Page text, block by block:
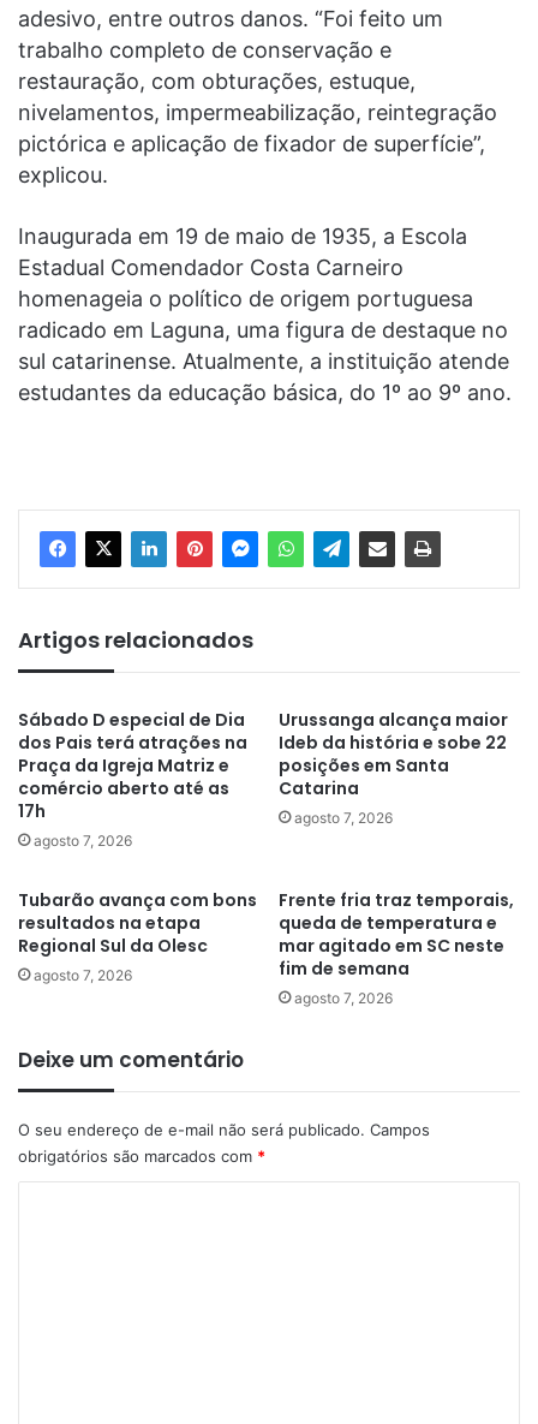
adesivo, entre outros danos. “Foi feito um
trabalho completo de conservação e
restauração, com obturações, estuque,
nivelamentos, impermeabilização, reintegração
pictórica e aplicação de fixador de superfície”,
explicou.
Inaugurada em 19 de maio de 1935, a Escola
Estadual Comendador Costa Carneiro
homenageia o político de origem portuguesa
radicado em Laguna, uma figura de destaque no
sul catarinense. Atualmente, a instituição atende
estudantes da educação básica, do 1º ao 9º ano.
Artigos relacionados
Sábado D especial de Dia
dos Pais terá atrações na
Praça da Igreja Matriz e
comércio aberto até as
17h
agosto 7, 2026
Urussanga alcança maior
Ideb da história e sobe 22
posições em Santa
Catarina
agosto 7, 2026
Tubarão avança com bons
resultados na etapa
Regional Sul da Olesc
agosto 7, 2026
Frente fria traz temporais,
queda de temperatura e
mar agitado em SC neste
fim de semana
agosto 7, 2026
Deixe um comentário
O seu endereço de e-mail não será publicado. Campos
obrigatórios são marcados com *